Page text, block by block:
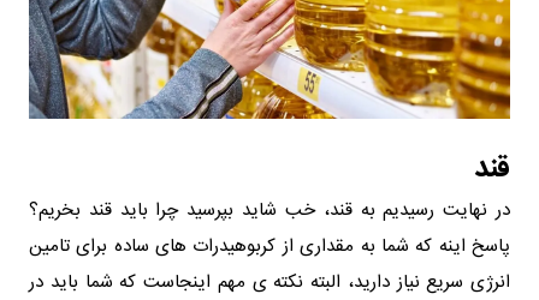
قند
در نهایت رسیدیم به قند، خب شاید بپرسید چرا باید قند بخریم؟
پاسخ اینه که شما به مقداری از کربوهیدرات‌ های ساده برای تامین
انرژی سریع نیاز دارید، البته نکته‌ ی مهم اینجاست که شما باید در